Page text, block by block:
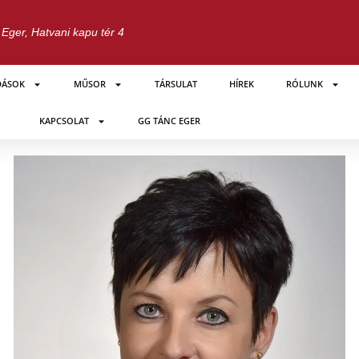
Hatvani kapu tér 4
MŰSOR TÁRSULAT HÍREK RÓLUNK
KAPCSOLAT GG TÁNC EGER